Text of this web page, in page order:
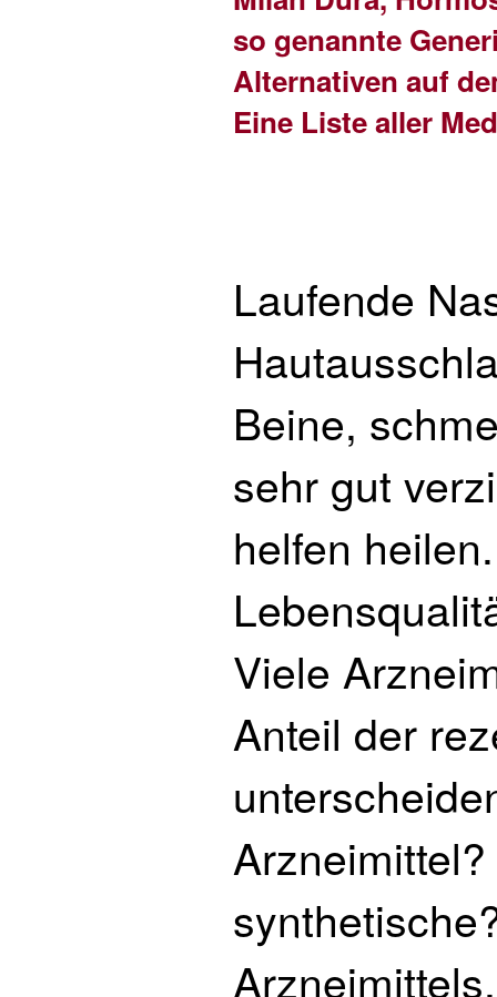
so genannte
Alternativen auf
Eine Liste aller
Laufende
Beine,
sehr gut
helfen
Viele
Anteil der